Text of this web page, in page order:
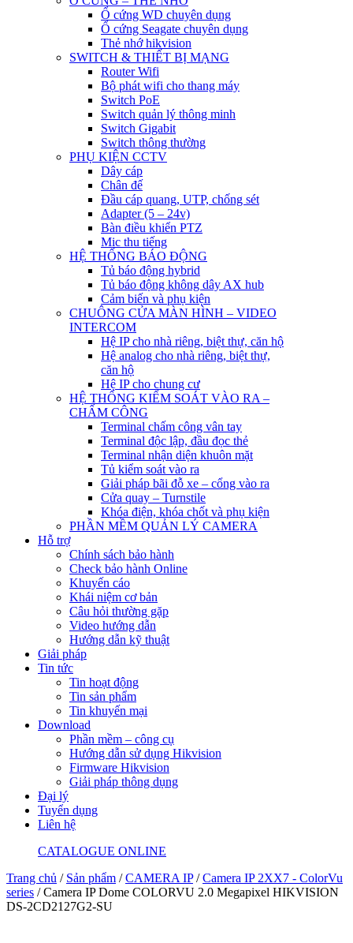
Ổ cứng WD chuyên dụng
Ổ cứng Seagate chuyên dụng
Thẻ nhớ hikvision
SWITCH & THIẾT BỊ MẠNG
Router Wifi
Bộ phát wifi cho thang máy
Switch PoE
Switch quản lý thông minh
Switch Gigabit
Switch thông thường
PHỤ KIỆN CCTV
Dây cáp
Chân đế
Đầu cáp quang, UTP, chống sét
Adapter (5 – 24v)
Bàn điều khiển PTZ
Mic thu tiếng
HỆ THỐNG BÁO ĐỘNG
Tủ báo động hybrid
Tủ báo động không dây AX hub
Cảm biến và phụ kiện
CHUÔNG CỬA MÀN HÌNH – VIDEO
INTERCOM
Hệ IP cho nhà riêng, biệt thự, căn hộ
Hệ analog cho nhà riêng, biệt thự,
căn hộ
Hệ IP cho chung cư
HỆ THỐNG KIỂM SOÁT VÀO RA –
CHẤM CÔNG
Terminal chấm công vân tay
Terminal độc lập, đầu đọc thẻ
Terminal nhận diện khuôn mặt
Tủ kiểm soát vào ra
Giải pháp bãi đỗ xe – cổng vào ra
Cửa quay – Turnstile
Khóa điện, khóa chốt và phụ kiện
PHẦN MỀM QUẢN LÝ CAMERA
Hỗ trợ
Chính sách bảo hành
Check bảo hành Online
Khuyến cáo
Khái niệm cơ bản
Câu hỏi thường gặp
Video hướng dẫn
Hướng dẫn kỹ thuật
Giải pháp
Tin tức
Tin hoạt động
Tin sản phẩm
Tin khuyến mại
Download
Phần mềm – công cụ
Hướng dẫn sử dụng Hikvision
Firmware Hikvision
Giải pháp thông dụng
Đại lý
Tuyển dụng
Liên hệ
CATALOGUE ONLINE
Trang chủ / Sản phẩm /CAMERA IP/Camera IP 2XX7 - ColorVu
series / Camera IP Dome COLORVU 2.0 Megapixel HIKVISION
DS-2CD2127G2-SU